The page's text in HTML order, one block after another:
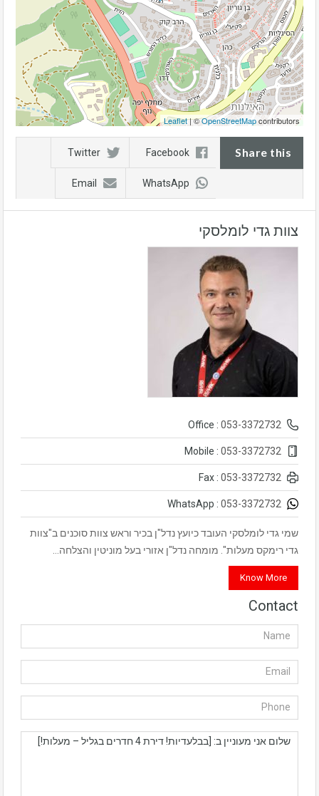
Leaflet| ©OpenStreetMapcontributors
Share this
Facebook
Twitter
WhatsApp
Email
צוות גדי לומלסקי
053-3372732
053-3372732
053-3372732
053-3372732
שמי גדי לומלסקי העובד כיועץ נדל"ן בכיר וראש צוות סוכנים ב"צוות
גדי רימקס מעלות". מומחה נדל"ן אזורי בעל מוניטין והצלחה…
Know More
Contact